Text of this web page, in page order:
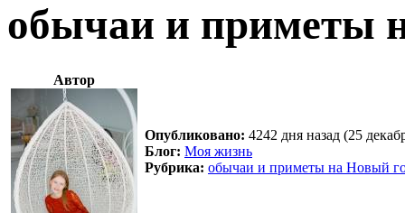
обычаи и приметы
Автор
Опубликовано: 4242 дня назад (25
Блог: Моя жизнь
Рубрика: обычаи и приметы на Новый